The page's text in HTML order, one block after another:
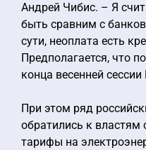
Андрей Чибис. – Я
быть сравним с
сути, неоплата есть
Предполагается, что
конца весенней
При этом ряд
обратились к властям
тарифы на